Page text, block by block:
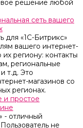
решение любой
сеть вашего
для «1С-Битрикс»
вашего интернет-
региону: контакты
региональные
т.д. Это
магазинов со
регионах.
и простое
- отличный
не